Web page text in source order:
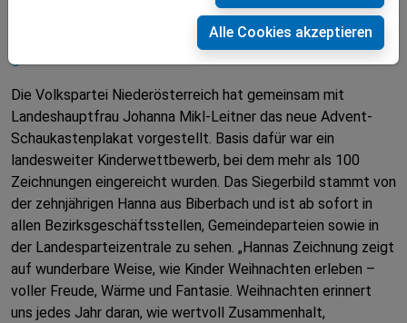
Hannas Weihnachtszeichnung ist ab sofort in
ganz Niederösterreich zu sehen
Die Volkspartei Niederösterreich hat gemeinsam mit
Landeshauptfrau Johanna Mikl-Leitner das neue Advent-
Schaukastenplakat vorgestellt. Basis dafür war ein
landesweiter Kinderwettbewerb, bei dem mehr als 100
Zeichnungen eingereicht wurden. Das Siegerbild stammt von
der zehnjährigen Hanna aus Biberbach und ist ab sofort in
allen Bezirksgeschäftsstellen, Gemeindeparteien sowie in
der Landesparteizentrale zu sehen. „Hannas Zeichnung zeigt
auf wunderbare Weise, wie Kinder Weihnachten erleben –
voller Freude, Wärme und Fantasie. Weihnachten erinnert
uns jedes Jahr daran, wie wertvoll Zusammenhalt,
Alle Cookies akzeptieren